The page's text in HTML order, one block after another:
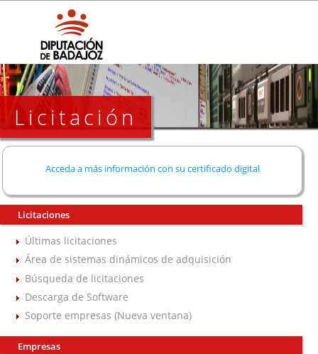
Licitación
Acceda a más información con su certificado digital
Licitaciones
Últimas licitaciones
Área de sistemas dinámicos de adquisición
Búsqueda de licitaciones
Descarga de Software
Soporte empresas (Nueva ventana)
Empresas